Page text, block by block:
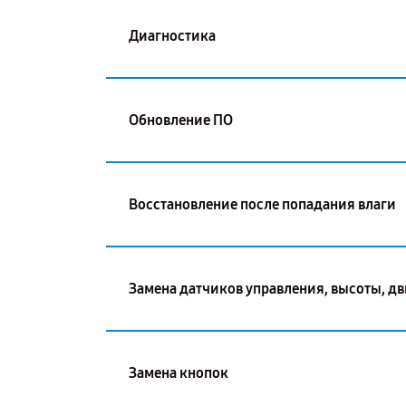
Диагностика
Обновление ПО
Восстановление после попадания влаги
Замена датчиков управления, высоты,
Замена кнопок